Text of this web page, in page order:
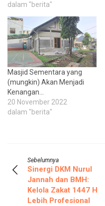
dalam "berita"
Masjid Sementara yang
(mungkin) Akan Menjadi
Kenangan…
20 November 2022
dalam "berita"
Sebelumnya
Sinergi DKM Nurul
Jannah dan BMH:
Kelola Zakat 1447 H
Lebih Profesional